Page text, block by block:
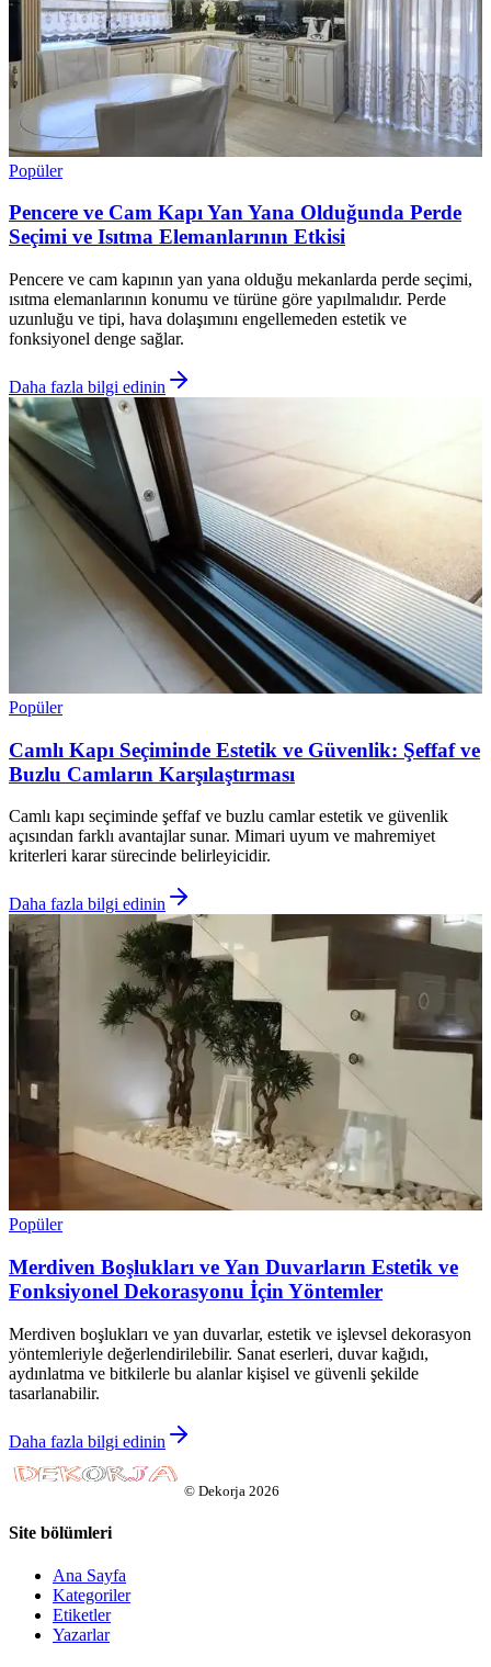
Popüler
Pencere ve Cam Kapı Yan Yana Olduğunda Perde
Seçimi ve Isıtma Elemanlarının Etkisi
Pencere ve cam kapının yan yana olduğu mekanlarda perde seçimi,
ısıtma elemanlarının konumu ve türüne göre yapılmalıdır. Perde
uzunluğu ve tipi, hava dolaşımını engellemeden estetik ve
fonksiyonel denge sağlar.
Daha fazla bilgi edinin
Popüler
Camlı Kapı Seçiminde Estetik ve Güvenlik: Şeffaf ve
Buzlu Camların Karşılaştırması
Camlı kapı seçiminde şeffaf ve buzlu camlar estetik ve güvenlik
açısından farklı avantajlar sunar. Mimari uyum ve mahremiyet
kriterleri karar sürecinde belirleyicidir.
Daha fazla bilgi edinin
Popüler
Merdiven Boşlukları ve Yan Duvarların Estetik ve
Fonksiyonel Dekorasyonu İçin Yöntemler
Merdiven boşlukları ve yan duvarlar, estetik ve işlevsel dekorasyon
yöntemleriyle değerlendirilebilir. Sanat eserleri, duvar kağıdı,
aydınlatma ve bitkilerle bu alanlar kişisel ve güvenli şekilde
tasarlanabilir.
Daha fazla bilgi edinin
© Dekorja 2026
Site bölümleri
Ana Sayfa
Kategoriler
Etiketler
Yazarlar